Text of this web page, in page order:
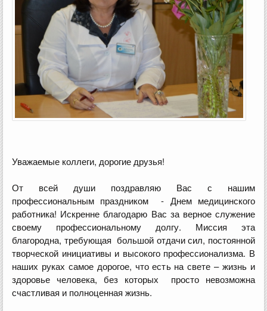
Уважаемые коллеги, дорогие друзья!
От всей души поздравляю Вас с нашим
профессиональным праздником - Днем медицинского
работника! Искренне благодарю Вас за верное служение
своему профессиональному долгу. Миссия эта
благородна, требующая большой отдачи сил, постоянной
творческой инициативы и высокого профессионализма. В
наших руках самое дорогое, что есть на свете – жизнь и
здоровье человека, без которых просто невозможна
счастливая и полноценная жизнь.